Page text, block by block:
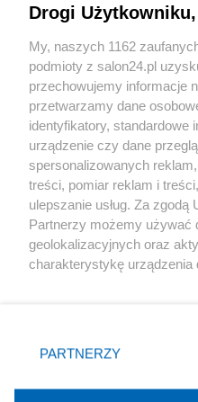
Sport
Społeczeństwo
Kultura
X Facebook
Drogi Użytkowniku,
My, naszych 1162
podmioty z salon24.pl
przechowujemy informacje
przetwarzamy dane
identyfikatory, standardowe
urządzenie czy dane
spersonalizowanych
treści, pomiar reklam i
ulepszanie usług. Za
Partnerzy możemy używać
geolokalizacyjnych oraz
charakterystykę urządzenia
zmienić/wycofać klikając
znajdujący się w lewym
rodzaje przetwarzania
PARTNERZY